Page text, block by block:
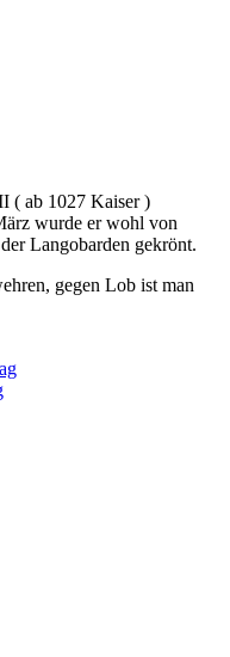
( ab 1027 Kaiser )
wurde er wohl von
Langobarden gekrönt.
gegen Lob ist man